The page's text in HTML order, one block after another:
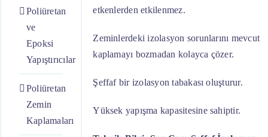
Poliüretan
ve
Epoksi
Yapıştırıcılar
Poliüretan
Zemin
Kaplamaları
etkenlerden etkilenmez.
Zeminlerdeki izolasyon sorunlarını mevcut
kaplamayı bozmadan kolayca çözer.
Şeffaf bir izolasyon tabakası oluşturur.
Yüksek yapışma kapasitesine sahiptir.